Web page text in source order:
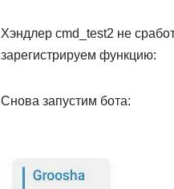
Хэндлер cmd_test2 не
зарегистрируем функцию:
Снова запустим бота: